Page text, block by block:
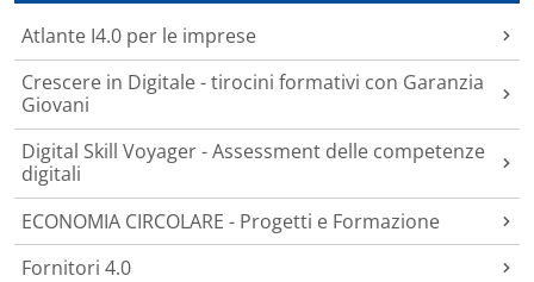
Atlante I4.0 per le imprese
Crescere in Digitale - tirocini formativi con Garanzia
Giovani
Digital Skill Voyager - Assessment delle competenze
digitali
ECONOMIA CIRCOLARE - Progetti e Formazione
Fornitori 4.0